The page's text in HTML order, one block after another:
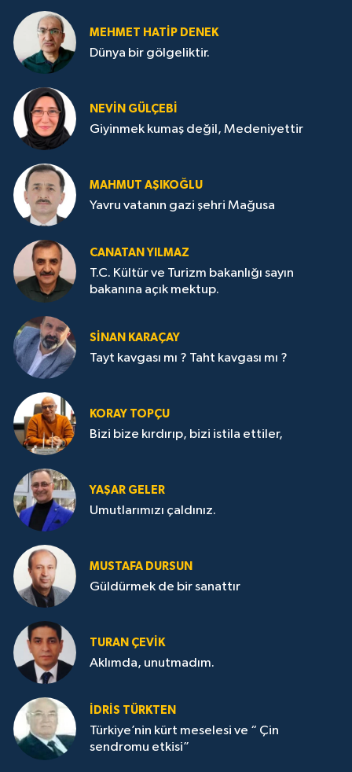
MEHMET HATİP DENEK
Dünya bir gölgeliktir.
NEVİN GÜLÇEBİ
Giyinmek kumaş değil, Medeniyettir
MAHMUT AŞIKOĞLU
Yavru vatanın gazi şehri Mağusa
CANATAN YILMAZ
T.C. Kültür ve Turizm bakanlığı sayın
bakanına açık mektup.
SİNAN KARAÇAY
Tayt kavgası mı ? Taht kavgası mı ?
KORAY TOPÇU
Bizi bize kırdırıp, bizi istila ettiler,
YAŞAR GELER
Umutlarımızı çaldınız.
MUSTAFA DURSUN
Güldürmek de bir sanattır
TURAN ÇEVİK
Aklımda, unutmadım.
İDRİS TÜRKTEN
Türkiye’nin kürt meselesi ve “ Çin
sendromu etkisi”